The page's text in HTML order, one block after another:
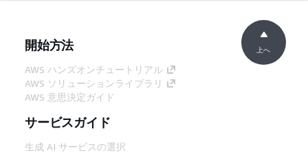
開始方法
AWS ハンズオンチュートリアル
AWS ソリューションライブラリ
AWS 意思決定ガイド
サービスガイド
生成 AI サービスの選択
上へ